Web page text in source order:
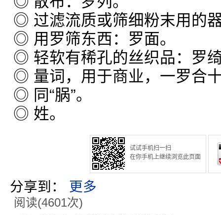
◎ 过滤流质或筛细粉末用的
◎ 用罗筛东西：罗面。
◎ 轻软有稀孔的丝织品：罗
◎ 量词，用于商业，一罗合
◎ 同“脶”。
◎ 姓。
试试手机扫一扫
在你手机上继续浏览此页面
分享到： 更多
阅读(4601次)